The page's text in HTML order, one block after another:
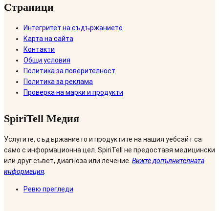
Страници
Интегритет на съдържанието
Карта на сайта
Контакти
Общи условия
Политика за поверителност
Политика за реклама
Проверка на марки и продукти
SpiriTell Медия
Услугите, съдържанието и продуктите на нашия уебсайт са
само с информационна цел. SpiriTell не предоставя медицински
или друг съвет, диагноза или лечение. Вижте допълнителната
информация.
Ревю прегледи